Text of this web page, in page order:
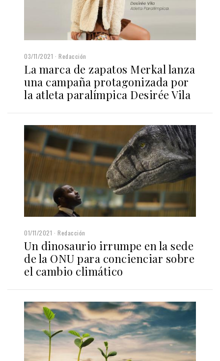
03/11/2021 Redacción
La marca de zapatos Merkal lanza
una campaña protagonizada por
la atleta paralímpica Desirée Vila
01/11/2021 Redacción
Un dinosaurio irrumpe en la sede
de la ONU para concienciar sobre
el cambio climático